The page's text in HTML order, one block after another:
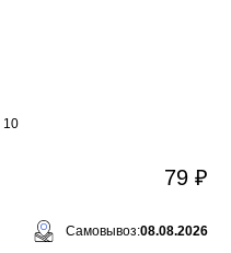
10
79 ₽
Самовывоз:08.08.2026